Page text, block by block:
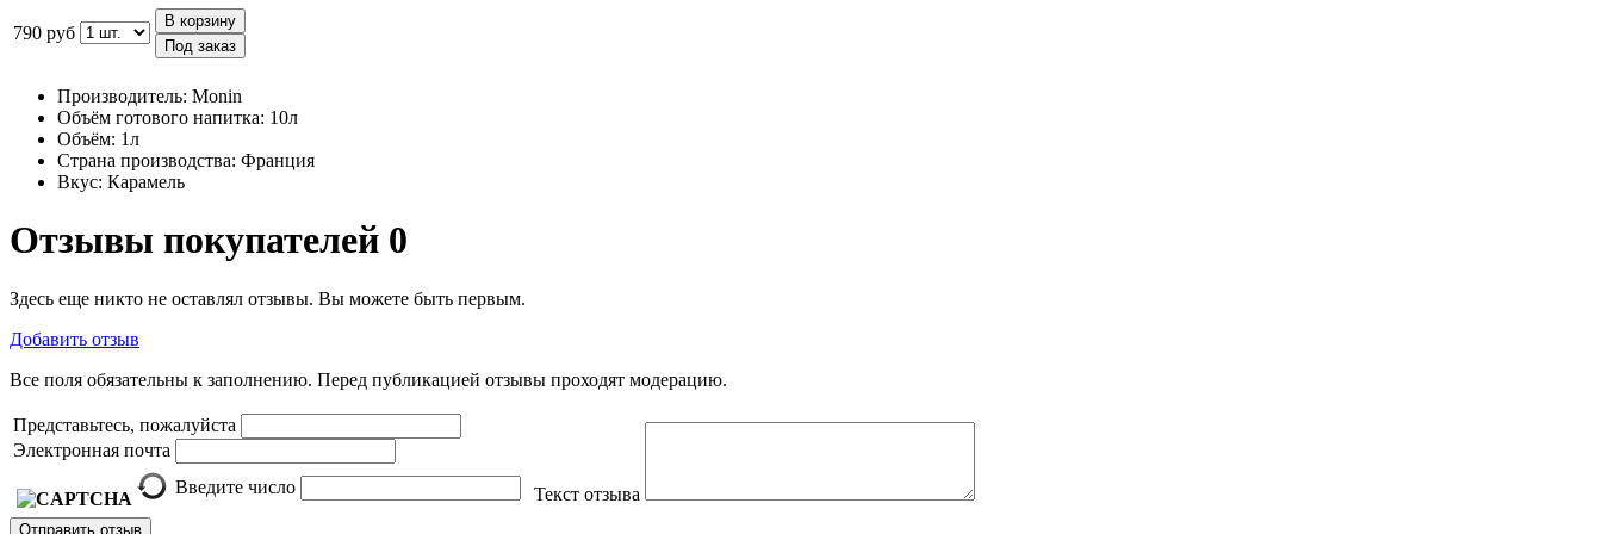
790 руб
В корзину
Под заказ
Производитель: Monin
Объём готового напитка: 10л
Объём: 1л
Страна производства: Франция
Вкус: Карамель
Отзывы покупателей 0
Здесь еще никто не оставлял отзывы. Вы можете быть первым.
Добавить отзыв
Все поля обязательны к заполнению. Перед публикацией отзывы проходят модерацию.
Представьтесь, пожалуйста
Электронная почта
Введите число
Текст отзыва
Отправить отзыв